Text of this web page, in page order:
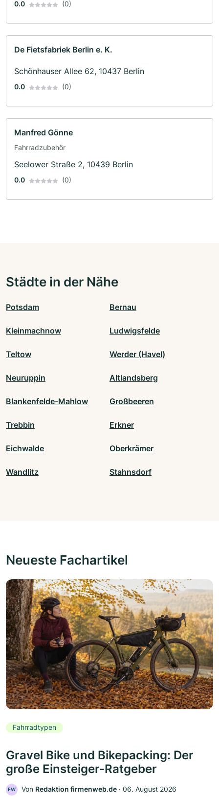
0.0 (0)
De Fietsfabriek Berlin e. K.
Schönhauser Allee 62, 10437 Berlin
0.0 (0)
Manfred Gönne
Fahrradzubehör
Seelower Straße 2, 10439 Berlin
0.0 (0)
Städte in der Nähe
Potsdam Bernau
Kleinmachnow Ludwigsfelde
Teltow Werder (Havel)
Neuruppin Altlandsberg
Blankenfelde-Mahlow Großbeeren
Trebbin Erkner
Eichwalde Oberkrämer
Wandlitz Stahnsdorf
Neueste Fachartikel
Fahrradtypen
Gravel Bike und Bikepacking: Der
große Einsteiger-Ratgeber
FW Von Redaktion firmenweb.de ‧ 06. August 2026